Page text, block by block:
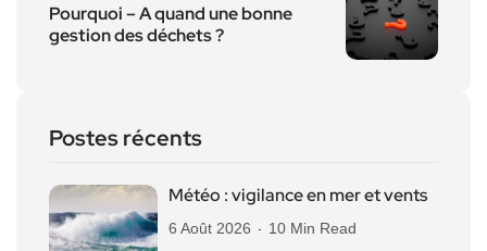
Pourquoi – A quand une bonne
gestion des déchets ?
Postes récents
Météo : vigilance en mer et vents
6 Août 2026 10 Min Read